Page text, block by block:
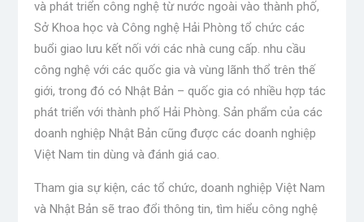
và phát triển công nghệ từ nước ngoài vào thành phố,
Sở Khoa học và Công nghệ Hải Phòng tổ chức các
buổi giao lưu kết nối với các nhà cung cấp. nhu cầu
công nghệ với các quốc gia và vùng lãnh thổ trên thế
giới, trong đó có Nhật Bản – quốc gia có nhiều hợp tác
phát triển với thành phố Hải Phòng. Sản phẩm của các
doanh nghiệp Nhật Bản cũng được các doanh nghiệp
Việt Nam tin dùng và đánh giá cao.
Tham gia sự kiện, các tổ chức, doanh nghiệp Việt Nam
và Nhật Bản sẽ trao đổi thông tin, tìm hiểu công nghệ